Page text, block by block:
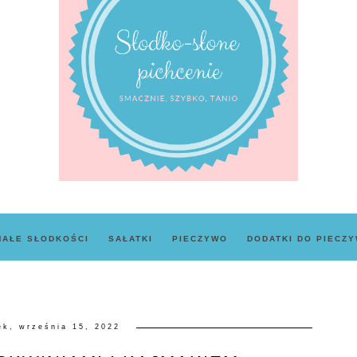
SŁODKOŚCI SAŁATKI PIECZYWO DODATKI DO
września 15, 2022